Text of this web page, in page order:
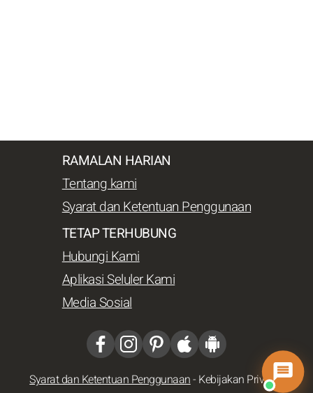
RAMALAN HARIAN
Tentang kami
Syarat dan Ketentuan Penggunaan
TETAP TERHUBUNG
Hubungi Kami
Aplikasi Seluler Kami
Media Sosial
Syarat dan Ketentuan Penggunaan- Kebijakan Privasi-